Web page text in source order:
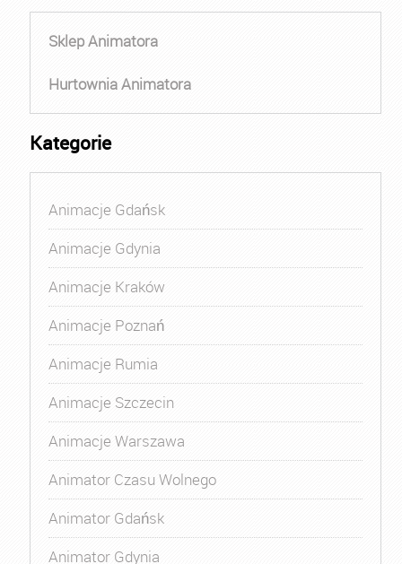
Sklep Animatora
Hurtownia Animatora
Kategorie
Animacje Gdańsk
Animacje Gdynia
Animacje Kraków
Animacje Poznań
Animacje Rumia
Animacje Szczecin
Animacje Warszawa
Animator Czasu Wolnego
Animator Gdańsk
Animator Gdynia